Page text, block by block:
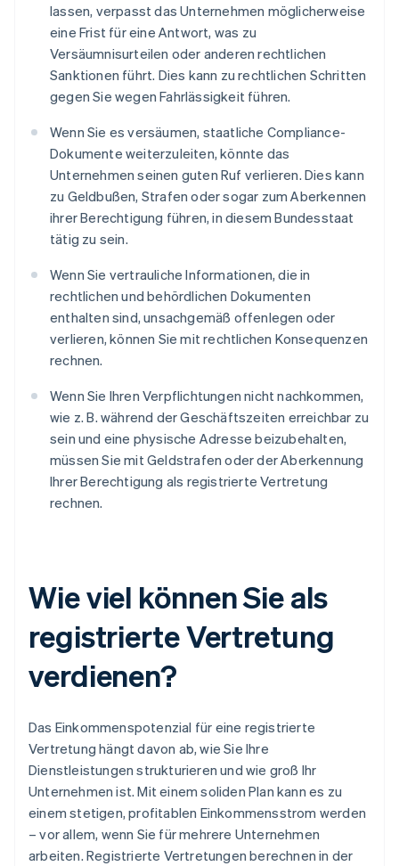
lassen, verpasst das Unternehmen möglicherweise
eine Frist für eine Antwort, was zu
Versäumnisurteilen oder anderen rechtlichen
Sanktionen führt. Dies kann zu rechtlichen Schritten
gegen Sie wegen Fahrlässigkeit führen.
Wenn Sie es versäumen, staatliche Compliance-
Dokumente weiterzuleiten, könnte das
Unternehmen seinen guten Ruf verlieren. Dies kann
zu Geldbußen, Strafen oder sogar zum Aberkennen
ihrer Berechtigung führen, in diesem Bundesstaat
tätig zu sein.
Wenn Sie vertrauliche Informationen, die in
rechtlichen und behördlichen Dokumenten
enthalten sind, unsachgemäß offenlegen oder
verlieren, können Sie mit rechtlichen Konsequenzen
rechnen.
Wenn Sie Ihren Verpflichtungen nicht nachkommen,
wie z. B. während der Geschäftszeiten erreichbar zu
sein und eine physische Adresse beizubehalten,
müssen Sie mit Geldstrafen oder der Aberkennung
Ihrer Berechtigung als registrierte Vertretung
rechnen.
Wie viel können Sie als
registrierte Vertretung
verdienen?
Das Einkommenspotenzial für eine registrierte
Vertretung hängt davon ab, wie Sie Ihre
Dienstleistungen strukturieren und wie groß Ihr
Unternehmen ist. Mit einem soliden Plan kann es zu
einem stetigen, profitablen Einkommensstrom werden
– vor allem, wenn Sie für mehrere Unternehmen
arbeiten. Registrierte Vertretungen berechnen in der